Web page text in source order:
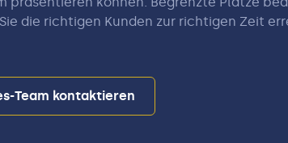
die richtigen Kunden zur richtigen Zeit
Team kontaktieren